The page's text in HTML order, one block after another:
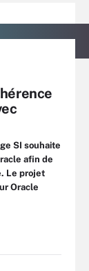
SI souhaite
afin de
Le projet
Oracle